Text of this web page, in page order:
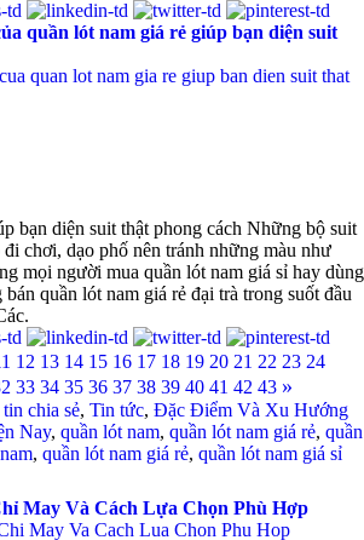
quần lót nam giá rẻ giúp bạn diện suit
bạn diện suit thật phong cách Những bộ suit
chơi, dạo phố nên tránh những màu như
mọi người mua quần lót nam giá sỉ hay dùng
quần lót nam giá rẻ đại trà trong suốt đầu
12 13 14 15 16 17 18 19 20 21 22 23 24
33 34 35 36 37 38 39 40 41 42 43 »
chia sẻ, Tin tức, Đặc Điểm Và Xu Hướng
Nay, quần lót nam, quần lót nam giá rẻ, quần
, quần lót nam giá rẻ, quần lót nam giá sỉ
May Và Cách Lựa Chọn Phù Hợp